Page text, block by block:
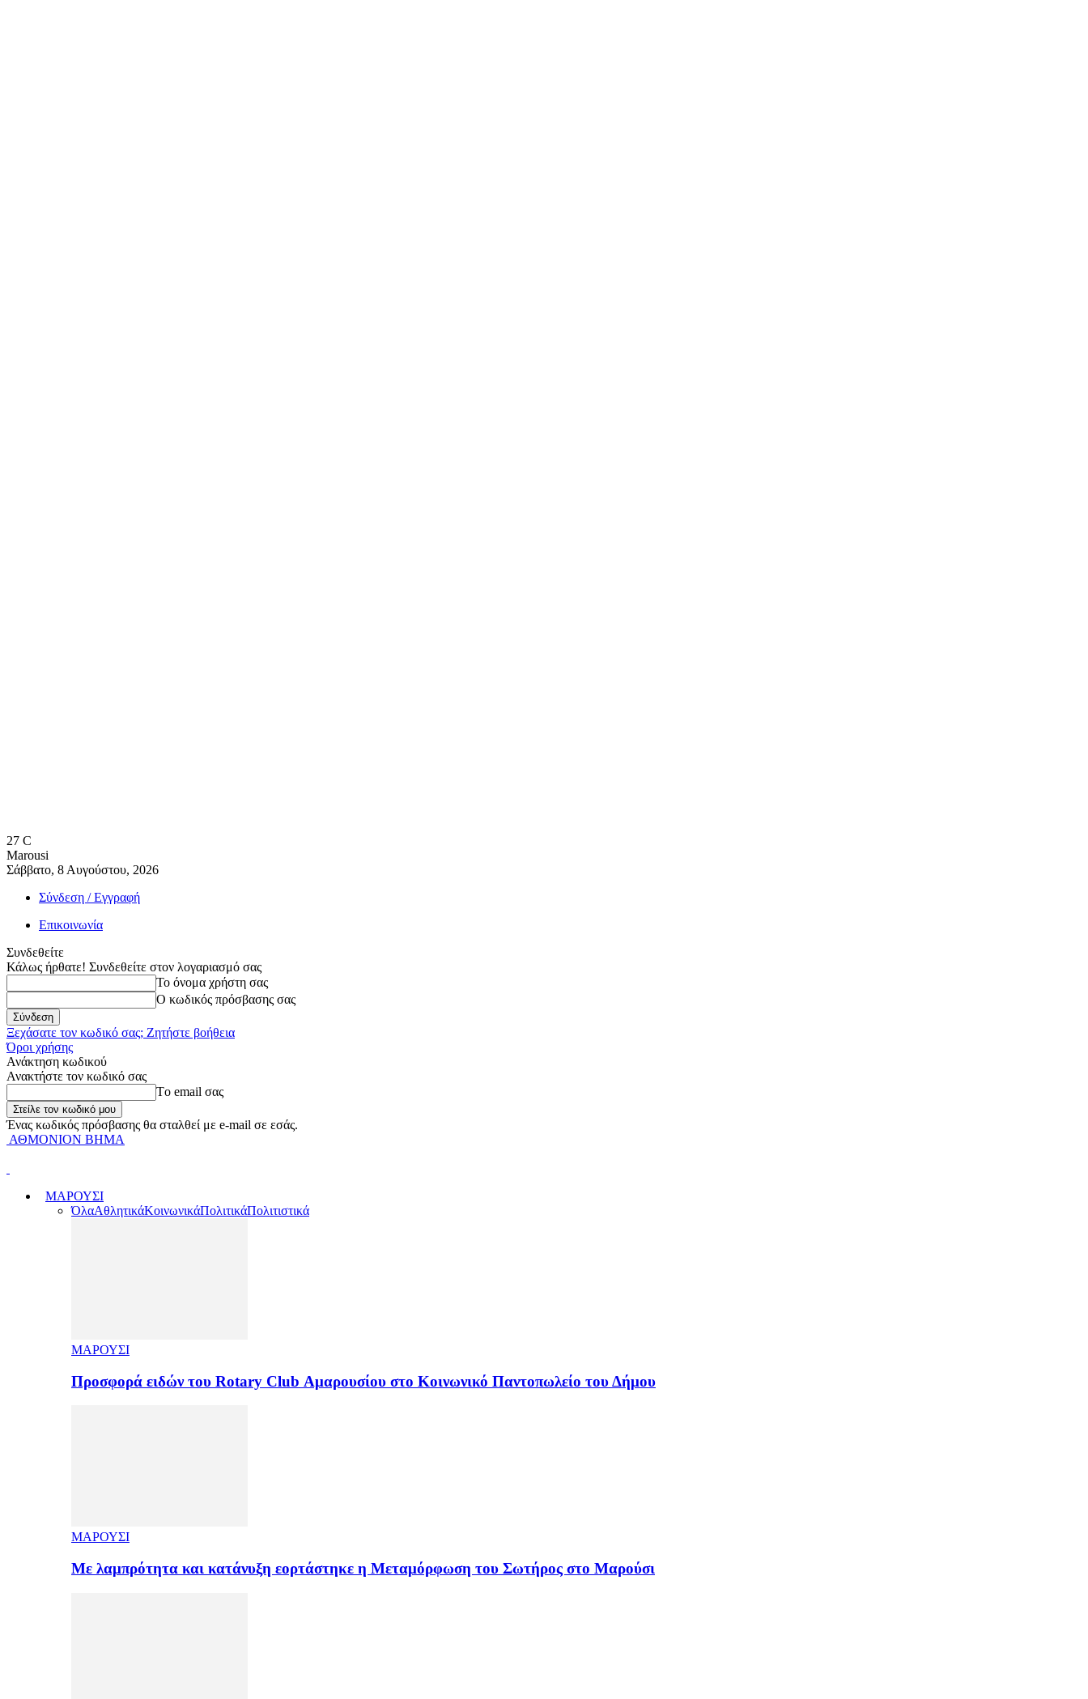
27 C
Marousi
Σάββατο, 8 Αυγούστου, 2026
Σύνδεση / Εγγραφή
Επικοινωνία
Συνδεθείτε
Κάλως ήρθατε! Συνδεθείτε στον λογαριασμό σας
Το όνομα χρήστη σας
Ο κωδικός πρόσβασης σας
Ξεχάσατε τον κωδικό σας; Ζητήστε βοήθεια
Όροι χρήσης
Ανάκτηση κωδικού
Ανακτήστε τον κωδικό σας
Tο email σας
Ένας κωδικός πρόσβασης θα σταλθεί με e-mail σε εσάς.
ΑΘΜΟΝΙΟΝ ΒΗΜΑ
ΜΑΡΟΥΣΙ
ΌλαΑθλητικάΚοινωνικάΠολιτικάΠολιτιστικά
ΜΑΡΟΥΣΙ
Προσφορά ειδών του Rotary Club Αμαρουσίου στο Κοινωνικό Παντοπωλείο του Δήμου
ΜΑΡΟΥΣΙ
Με λαμπρότητα και κατάνυξη εορτάστηκε η Μεταμόρφωση του Σωτήρος στο Μαρούσι